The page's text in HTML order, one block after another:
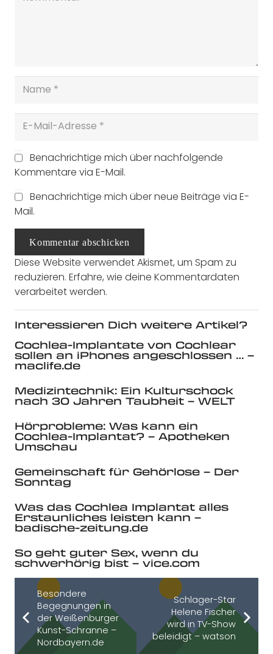
Benachrichtige mich über nachfolgende
Kommentare via E-Mail.
Benachrichtige mich über neue Beiträge via E-
Mail.
Kommentar abschicken
Diese Website verwendet Akismet, um Spam zu
reduzieren. Erfahre, wie deine Kommentardaten
verarbeitet werden.
Interessieren Dich weitere Artikel?
Cochlea-Implantate von Cochlear
sollen an iPhones angeschlossen … –
maclife.de
Medizintechnik: Ein Kulturschock
nach 30 Jahren Taubheit – WELT
Hörprobleme: Was kann ein
Cochlea-Implantat? – Apotheken
Umschau
Gemeinschaft für Gehörlose – Der
Sonntag
Was das Cochlea Implantat alles
Erstaunliches leisten kann –
badische-zeitung.de
So geht guter Sex, wenn du
schwerhörig bist – vice.com
Besondere
Begegnungen in
der Weißenburger
Kunst-Schranne –
Nordbayern.de
Schlager-Star
Helene Fischer
wird in TV-Show
beleidigt – watson